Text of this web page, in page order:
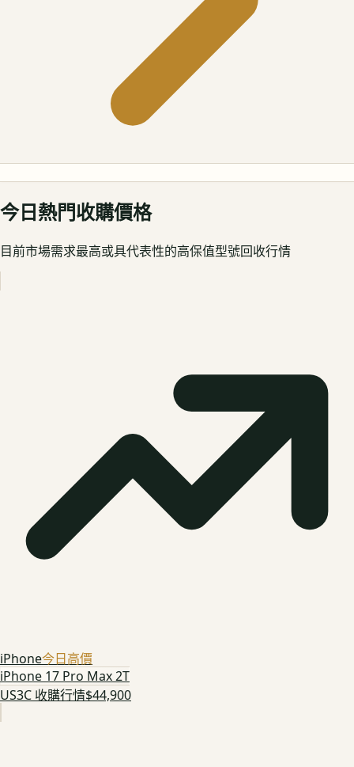
今日熱門收購價格
目前市場需求最高或具代表性的高保值型號回收行情
iPhone今日高價
iPhone 17 Pro Max 2T
US3C 收購行情$44,900